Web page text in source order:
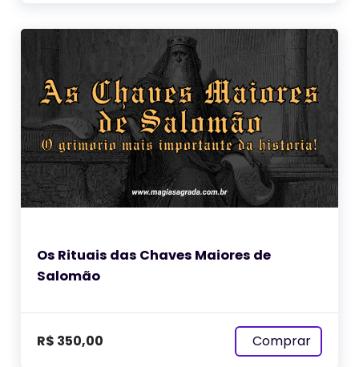
Os Rituais das Chaves Maiores de
Salomão
R$ 350,00 Comprar